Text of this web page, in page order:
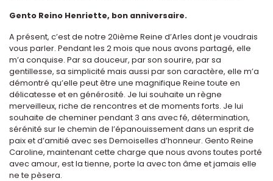
Gento Reino Henriette, bon anniversaire.
A présent, c’est de notre 20ième Reine d’Arles dont je voudrais
vous parler. Pendant les 2 mois que nous avons partagé, elle
m’a conquise. Par sa douceur, par son sourire, par sa
gentillesse, sa simplicité mais aussi par son caractère, elle m’a
démontré qu’elle peut être une magnifique Reine toute en
délicatesse et en générosité. Je lui souhaite un règne
merveilleux, riche de rencontres et de moments forts. Je lui
souhaite de cheminer pendant 3 ans avec fé, détermination,
sérénité sur le chemin de l’épanouissement dans un esprit de
paix et d’amitié avec ses Demoiselles d’honneur. Gento Reine
Caroline, maintenant cette charge que nous avons toutes porté
avec amour, est la tienne, porte la avec ton âme et jamais elle
ne te pèsera.